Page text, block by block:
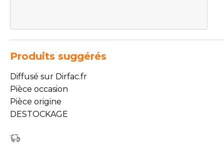
Produits suggérés
Diffusé sur Dirfac.fr
Pièce occasion
Pièce origine
DESTOCKAGE